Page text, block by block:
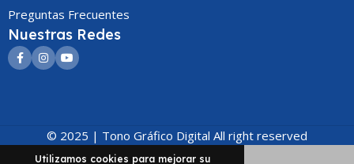
Preguntas Frecuentes
Nuestras Redes
© 2025 | Tono Gráfico Digital All right reserved
Utilizamos cookies para mejorar su